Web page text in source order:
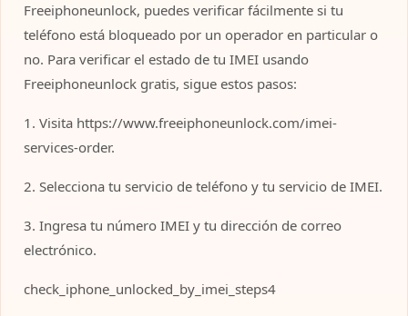
Freeiphoneunlock, puedes verificar fácilmente si tu
teléfono está bloqueado por un operador en particular o
no. Para verificar el estado de tu IMEI usando
Freeiphoneunlock gratis, sigue estos pasos:
1. Visita https://www.freeiphoneunlock.com/imei-
services-order.
2. Selecciona tu servicio de teléfono y tu servicio de IMEI.
3. Ingresa tu número IMEI y tu dirección de correo
electrónico.
check_iphone_unlocked_by_imei_steps4